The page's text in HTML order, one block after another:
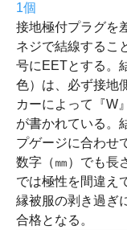
1個
接地極付プラグを
ネジで結線するこ
号にEETとする。
色）は、必ず接地
カーによって『W
が書かれている。
プゲージに合わせ
数字（㎜）でも長
では極性を間違え
縁被服の剥き過ぎ
合格となる。